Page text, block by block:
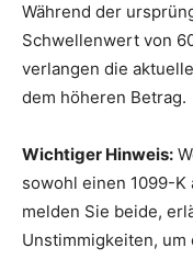
Während der
Schwellenwert von
verlangen die
dem höheren Betrag.
Wichtiger Hinweis:
sowohl einen 1099-K
melden Sie beide,
Unstimmigkeiten,